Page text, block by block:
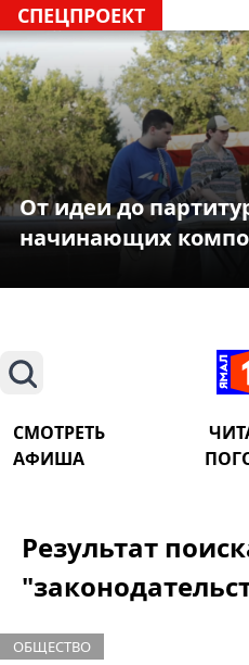
СПЕЦПРОЕКТ
От идеи до
начинающих
Поиск
СМОТРЕТЬ
АФИША
Результат
ОБЩЕСТВО